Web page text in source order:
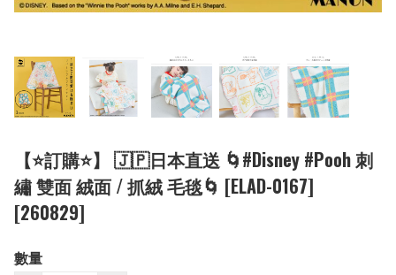
【⭐訂購⭐】 🇯🇵日本直送 🌀#Disney #Pooh 刺
繡 雙面 絨面 / 抓絨 毛毯🌀 [ELAD-0167]
[260829]
數量